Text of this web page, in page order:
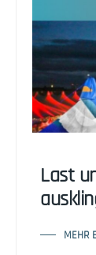
Last
MEHR